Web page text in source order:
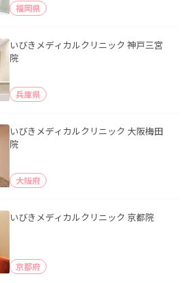
福岡県
いびきメディカルクリニック 神戸三宮
院
兵庫県
いびきメディカルクリニック 大阪梅田
院
大阪府
いびきメディカルクリニック 京都院
京都府